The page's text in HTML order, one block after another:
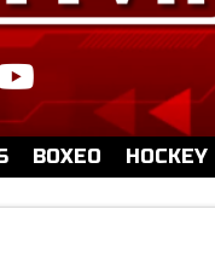
fa-
youtube
BOXEO HOCKEY